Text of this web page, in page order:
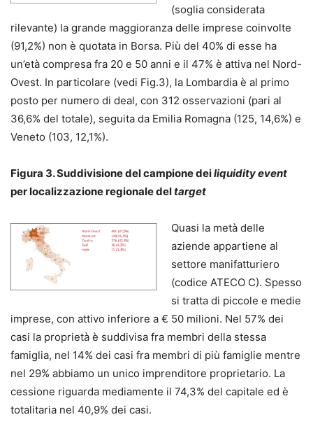
(soglia considerata
rilevante) la grande maggioranza delle imprese coinvolte
(91,2%) non è quotata in Borsa. Più del 40% di esse ha
un’età compresa fra 20 e 50 anni e il 47% è attiva nel Nord-
Ovest. In particolare (vedi Fig.3), la Lombardia è al primo
posto per numero di deal, con 312 osservazioni (pari al
36,6% del totale), seguita da Emilia Romagna (125, 14,6%) e
Veneto (103, 12,1%).
Figura 3. Suddivisione del campione deiliquidity event
per localizzazione regionale deltarget
Quasi la metà delle
aziende appartiene al
settore manifatturiero
(codice ATECO C). Spesso
si tratta di piccole e medie
imprese, con attivo inferiore a € 50 milioni. Nel 57% dei
casi la proprietà è suddivisa fra membri della stessa
famiglia, nel 14% dei casi fra membri di più famiglie mentre
nel 29% abbiamo un unico imprenditore proprietario. La
cessione riguarda mediamente il 74,3% del capitale ed è
totalitaria nel 40,9% dei casi.